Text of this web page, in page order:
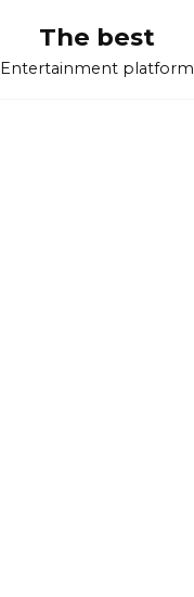
The best
Entertainment platform